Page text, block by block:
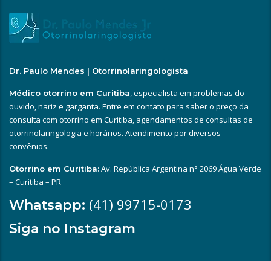
Dr. Paulo Mendes | Otorrinolaringologista
Médico otorrino em Curitiba , especialista em problemas do
ouvido, nariz e garganta. Entre em contato para saber o preço da
consulta com otorrino em Curitiba, agendamentos de consultas de
otorrinolaringologia e horários. Atendimento por diversos
convênios.
Otorrino em Curitiba:Av. República Argentina n° 2069 Água Verde
– Curitiba – PR
Whatsapp: (41) 99715-0173
Siga no Instagram